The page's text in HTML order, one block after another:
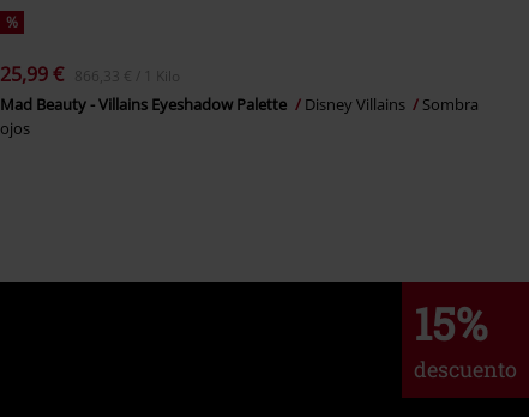
%
25,99 € 866,33 € / 1 Kilo
Mad Beauty - Villains Eyeshadow Palette Disney Villains
Sombra
ojos
15%
descuento